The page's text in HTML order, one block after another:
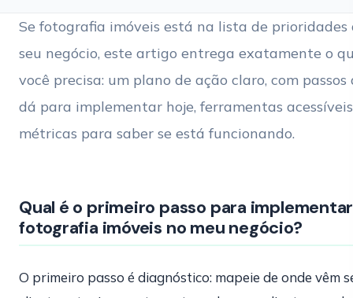
Se fotografia imóveis está na lista de prioridades
seu negócio, este artigo entrega exatamente o
você precisa: um plano de ação claro, com passos
dá para implementar hoje, ferramentas
métricas para saber se está funcionando.
Qual é o primeiro passo para implementar
fotografia imóveis no meu negócio?
O primeiro passo é diagnóstico: mapeie de onde vêm